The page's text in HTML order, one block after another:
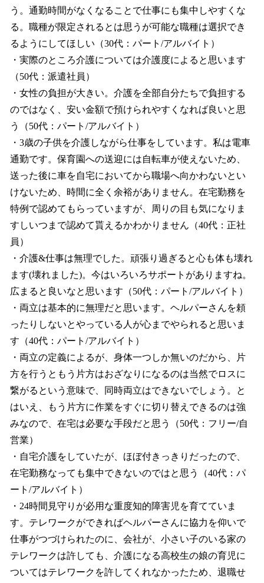
う。通勤時間がなくなることで仕事にも集中しやすくな
る。職種が限定されるとは思うが可能な職種は選択でき
るようにしてほしい（30代：パート/アルバイト）
・実際のところ介護については介護度によると思います
（50代：派遣社員）
・女性の負担が大きい。介護を全部自分たちで負担する
のではなく、安い金額で預けられやすくなれば良いと思
う（50代：パート/アルバイト）
・3歳の子供を介護しながら仕事をしています。私は電車
通勤です。保育園への送迎には自転車が使えないため、
送った後に車を自宅においてから職場へ向かわないとい
けないため、時間に全く余裕がありません。在宅勤務を
特例で認めてもらっていますが、周りの目も気になりま
すしいつまで認めて貰えるかわかりません（40代：正社
員）
・介護&仕事は無理でした。頑張り過ぎると心も体も壊れ
ます(壊れました)。今はいろいろサポートがありますね。
広まると良いなと思います（50代：パート/アルバイト）
・両立は基本的に無理だと思います。ヘルパーさんを頼
ったりしないとやっている人が心までやられると思いま
す（40代：パート/アルバイト）
・両立の定義によるが、身体一つしか無いのだから、片
方を行うともう片方はおざなりになるのは当然でロスに
繋がるという意味で、同時両立はできないでしょう。と
はいえ、もう片方に作業をすぐに切り替えできるのは強
みなので、在宅は必要な手段だと思う（50代：フリー/自
営業）
・自宅介護をしていたが、ほぼ付きっきりだったので、
在宅勤務なっても集中できないのではと思う（40代：パ
ート/アルバイト）
・24時間見守りが必用な重度知的障害児を育てていま
す。テレワークができればヘルパーさんに協力を仰いで
仕事がつづけられたのに、会社が、小さい子のいる家の
テレワークは許しても、介護になる高校生の娘の育児に
ついてはテレワークを許してくれなかったため、退職せ